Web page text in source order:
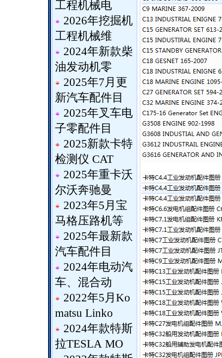
工程机械电
2026年挖掘机
工程机械维
2024年新款柴
油发动机零
2025年7月更
新汽车配件目
2025年叉车电
子零配件目
2025新款卡特
检测仪 CAT
2025年重卡沃
尔沃奔驰曼
2023年5月宝
马格压路机等
2025年最新款
汽车配件目
2024年电动汽
车、混合动
2022年5月Ko
matsu Linko
2024年款特斯
拉TESLA MO